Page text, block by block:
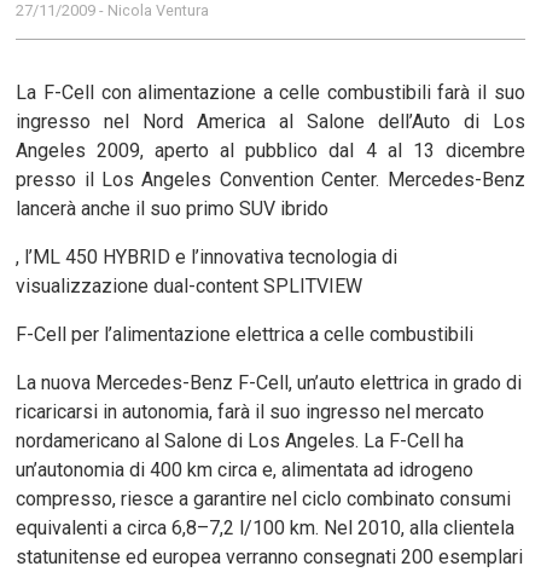
27/11/2009 - Nicola Ventura
La F-Cell con alimentazione a celle combustibili farà il suo
ingresso nel Nord America al Salone dell’Auto di Los
Angeles 2009, aperto al pubblico dal 4 al 13 dicembre
presso il Los Angeles Convention Center. Mercedes-Benz
lancerà anche il suo primo SUV ibrido
, l’ML 450 HYBRID e l’innovativa tecnologia di
visualizzazione dual-content SPLITVIEW
F-Cell per l’alimentazione elettrica a celle combustibili
La nuova Mercedes-Benz F-Cell, un’auto elettrica in grado di
ricaricarsi in autonomia, farà il suo ingresso nel mercato
nordamericano al Salone di Los Angeles. La F-Cell ha
un’autonomia di 400 km circa e, alimentata ad idrogeno
compresso, riesce a garantire nel ciclo combinato consumi
equivalenti a circa 6,8–7,2 l/100 km. Nel 2010, alla clientela
statunitense ed europea verranno consegnati 200 esemplari